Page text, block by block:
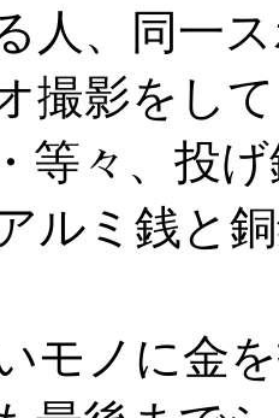
人、同一
撮影をし
等々、投
ルミ銭と
モノに金